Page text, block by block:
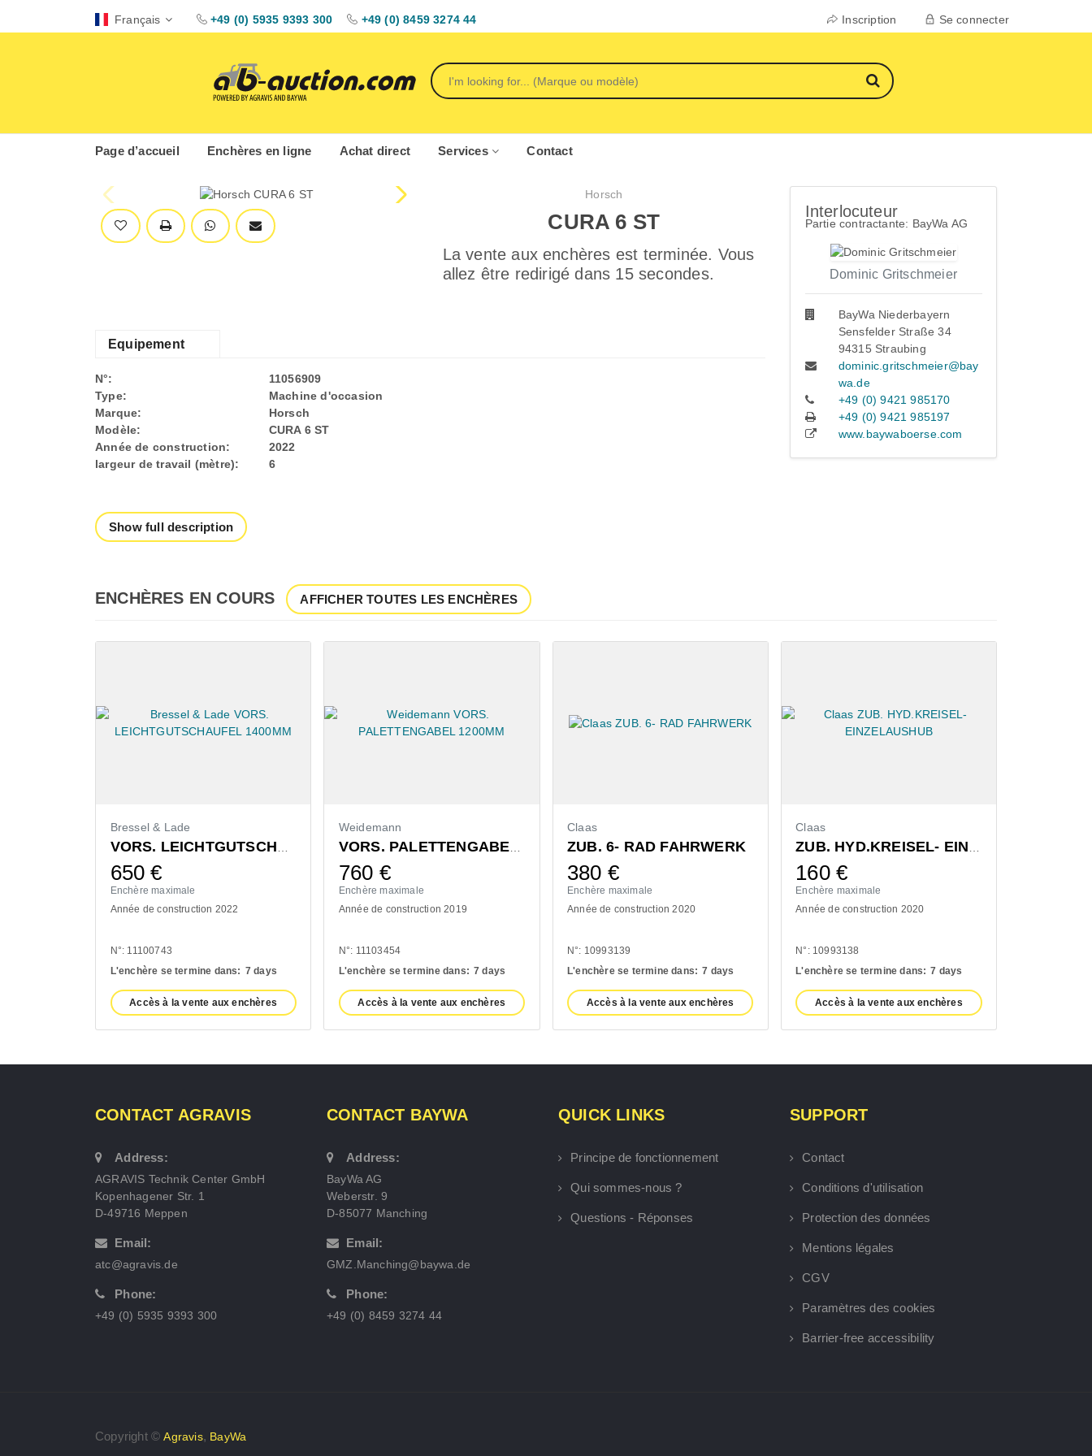
Français +49 (0) 5935 9393 300 +49 (0) 8459 3274 44 Inscription Se connecter
Page d’accueil Enchères en ligne Achat direct Services Contact
Horsch
CURA 6 ST
La vente aux enchères est terminée. Vous
allez être redirigé dans 15 secondes.
Equipement
N°:
11056909
Type:
Machine d'occasion
Marque:
Horsch
Modèle:
CURA 6 ST
Année de construction:
2022
largeur de travail (mètre):
6
Show full description
Interlocuteur
Partie contractante: BayWa AG
Dominic Gritschmeier
BayWa Niederbayern
Sensfelder Straße 34
94315 Straubing
dominic.gritschmeier@bay
wa.de
+49 (0) 9421 985170
+49 (0) 9421 985197
www.baywaboerse.com
ENCHÈRES EN COURS AFFICHER TOUTES LES ENCHÈRES
Bressel & Lade
650€
Enchère maximale
Année de construction 2022
N°: 11100743
L'enchère se termine dans: 7 days
Accès à la vente aux enchères
Weidemann
760 €
Enchère maximale
Année de construction 2019
N°: 11103454
L'enchère se termine dans: 7 days
Accès à la vente aux enchères
Claas
ZUB. 6- RAD FAHRWERK
380 €
Enchère maximale
Année de construction 2020
N°: 10993139
L'enchère se termine dans: 7 days
Accès à la vente aux enchères
Claas
160€
Enchère maximale
Année de construction 2020
N°: 10993138
L'enchère se termine dans: 7 days
Accès à la vente aux enchères
CONTACT AGRAVIS
Address:
AGRAVIS Technik Center GmbH
Kopenhagener Str. 1
D-49716 Meppen
Email:
atc@agravis.de
Phone:
+49 (0) 5935 9393 300
CONTACT BAYWA
Address:
BayWa AG
Weberstr. 9
D-85077 Manching
Email:
GMZ.Manching@baywa.de
Phone:
+49 (0) 8459 3274 44
QUICK LINKS
Principe de fonctionnement
Qui sommes-nous ?
Questions - Réponses
SUPPORT
Contact
Conditions d'utilisation
Protection des données
Mentions légales
CGV
Paramètres des cookies
Barrier-free accessibility
Copyright ©Agravis, BayWa